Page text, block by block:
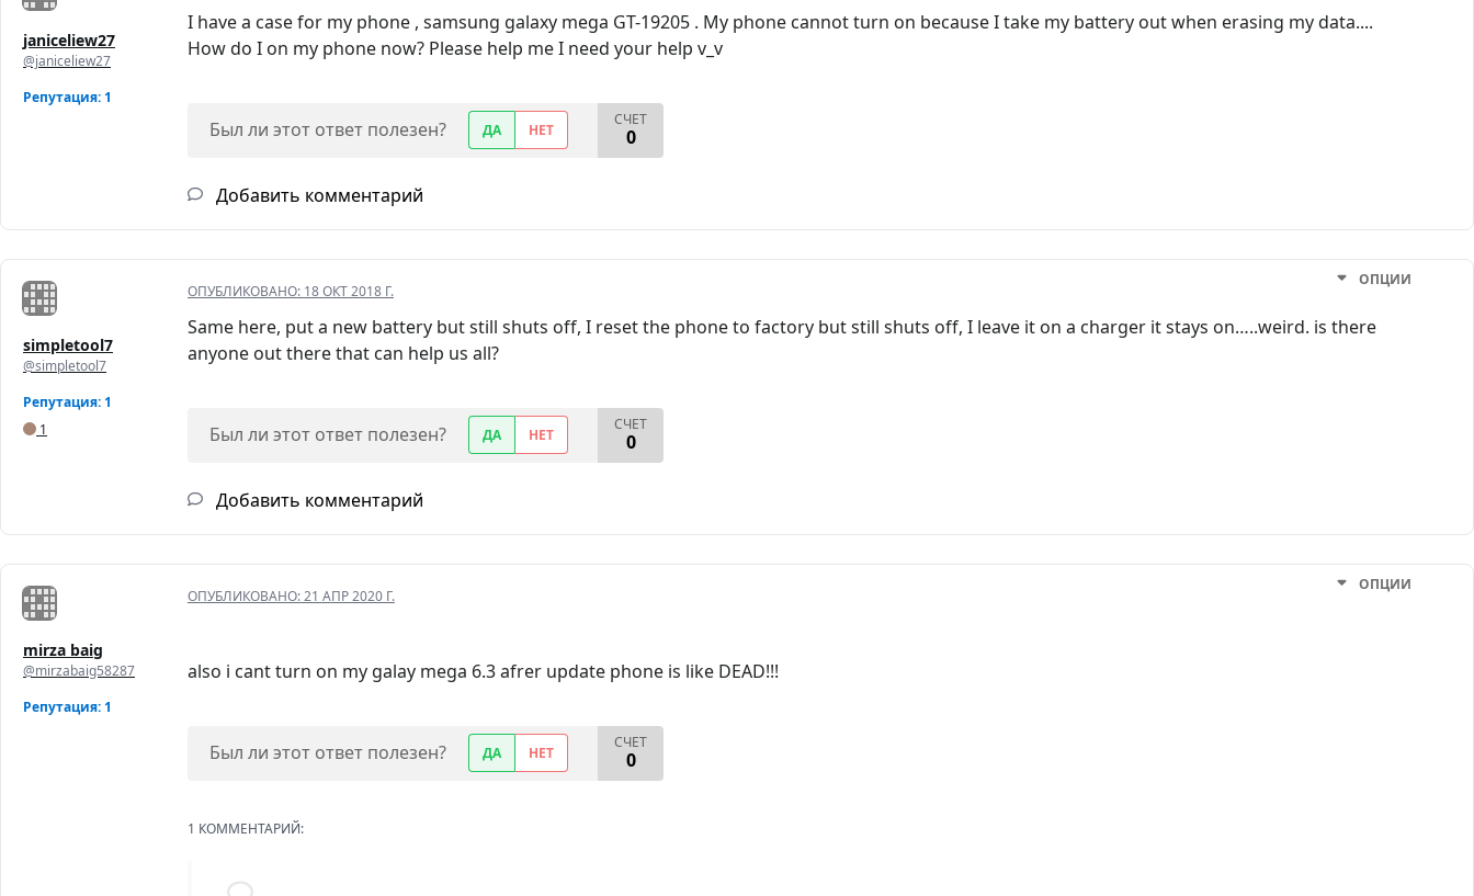
janiceliew27
@janiceliew27
Репутация: 1
I have a case for my phone , samsung galaxy mega GT-19205 . My phone cannot turn on because I take my battery out when erasing my data....
How do I on my phone now? Please help me I need your help v_v
Был ли этот ответ полезен? ДА НЕТ
СЧЕТ
0
Добавить комментарий
simpletool7
@simpletool7
Репутация: 1
1
ОПУБЛИКОВАНО: 18 ОКТ 2018 Г.
ОПЦИИ
Same here, put a new battery but still shuts off, I reset the phone to factory but still shuts off, I leave it on a charger it stays on…..weird. is there
anyone out there that can help us all?
Был ли этот ответ полезен? ДА НЕТ
СЧЕТ
0
Добавить комментарий
mirza baig
@mirzabaig58287
Репутация: 1
ОПУБЛИКОВАНО:21 АПР 2020 Г.
ОПЦИИ
also i cant turn on my galay mega 6.3 afrer update phone is like DEAD!!!
Был ли этот ответ полезен? ДА НЕТ
СЧЕТ
0
1 КОММЕНТАРИЙ: